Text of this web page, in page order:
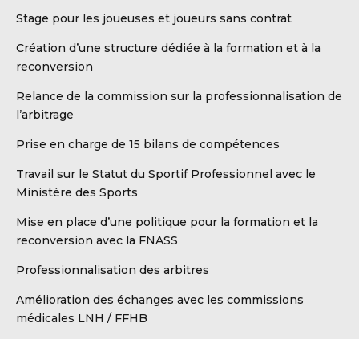
Stage pour les joueuses et joueurs sans contrat
Création d’une structure dédiée à la formation et à la
reconversion
Relance de la commission sur la professionnalisation de
l’arbitrage
Prise en charge de 15 bilans de compétences
Travail sur le Statut du Sportif Professionnel avec le
Ministère des Sports
Mise en place d’une politique pour la formation et la
reconversion avec la FNASS
Professionnalisation des arbitres
Amélioration des échanges avec les commissions
médicales LNH / FFHB